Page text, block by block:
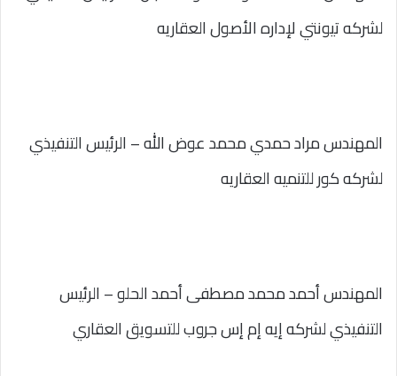
لشركه تيونتي لإداره الأصول العقاريه
المهندس مراد حمدي محمد عوض الله – الرئيس التنفيذي
لشركه كور للتنميه العقاريه
المهندس أحمد محمد مصطفى أحمد الحلو – الرئيس
التنفيذي لشركه إيه إم إس جروب للتسويق العقاري